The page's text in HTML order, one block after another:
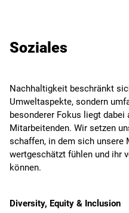
Soziales
Nachhaltigkeit beschränkt
Umweltaspekte, sondern
besonderer Fokus liegt dabei
Mitarbeitenden. Wir setzen
schaffen, in dem sich unsere
wertgeschätzt fühlen und ihr
können.
Diversity, Equity & Inclusion